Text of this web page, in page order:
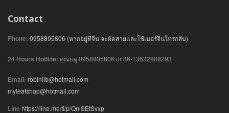
Contact
Phone: 0958805806 (หากอยู่ที่จีน จะตัดสายและใช้เบอร์จีนโทรกลับ)
24 Hours Hotline: คุณธนู 0958805806 or 86-13632808293
Email: robinllb@hotmail.com
myleafshop@hotmail.com
Line https://line.me/ti/p/QnlSEtSvxp